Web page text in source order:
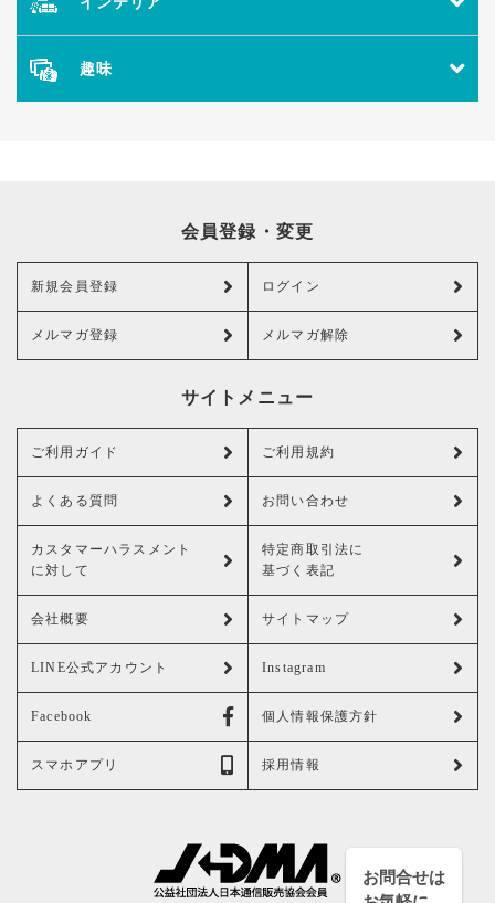
趣味
会員登録・変更
新規会員登録 ログイン
メルマガ登録 メルマガ解除
サイトメニュー
ご利用ガイド ご利用規約
よくある質問 お問い合わせ
カスタマーハラスメント
に対して
特定商取引法に
基づく表記
会社概要 サイトマップ
LINE公式アカウント Instagram
Facebook 個人情報保護方針
スマホアプリ 採用情報
お問合せは